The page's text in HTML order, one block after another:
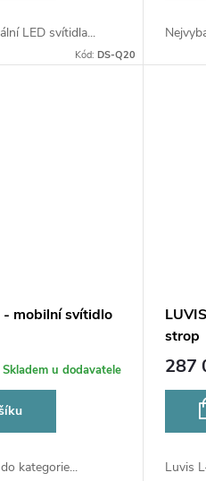
LED svítidla...
Kód:DS-Q20
- mobilní svítidlo
Skladem u dodavatele
kategorie...
strop
287
Luvis